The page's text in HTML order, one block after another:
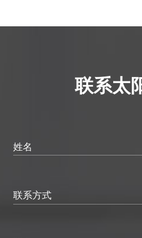
联系太
姓名
联系方式